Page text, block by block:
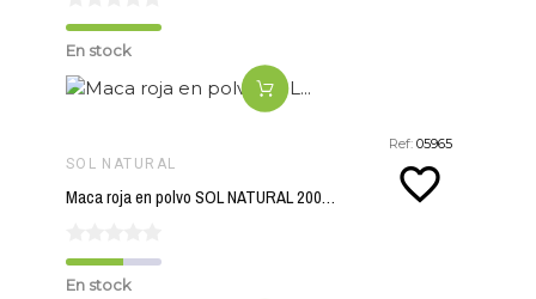
En stock
Ref:05965
SOL NATURAL
Maca roja en polvo SOL NATURAL 200 gr BIO
En stock
favorite_border